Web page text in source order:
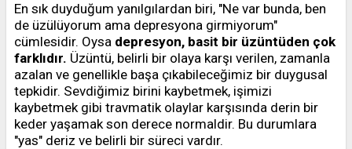
En sık duyduğum yanılgılardan biri, "Ne var bunda, ben
de üzülüyorum ama depresyona girmiyorum"
cümlesidir. Oysa depresyon, basit bir üzüntüden çok
farklıdır. Üzüntü, belirli bir olaya karşı verilen, zamanla
azalan ve genellikle başa çıkabileceğimiz bir duygusal
tepkidir. Sevdiğimiz birini kaybetmek, işimizi
kaybetmek gibi travmatik olaylar karşısında derin bir
keder yaşamak son derece normaldir. Bu durumlara
"yas" deriz ve belirli bir süreci vardır.